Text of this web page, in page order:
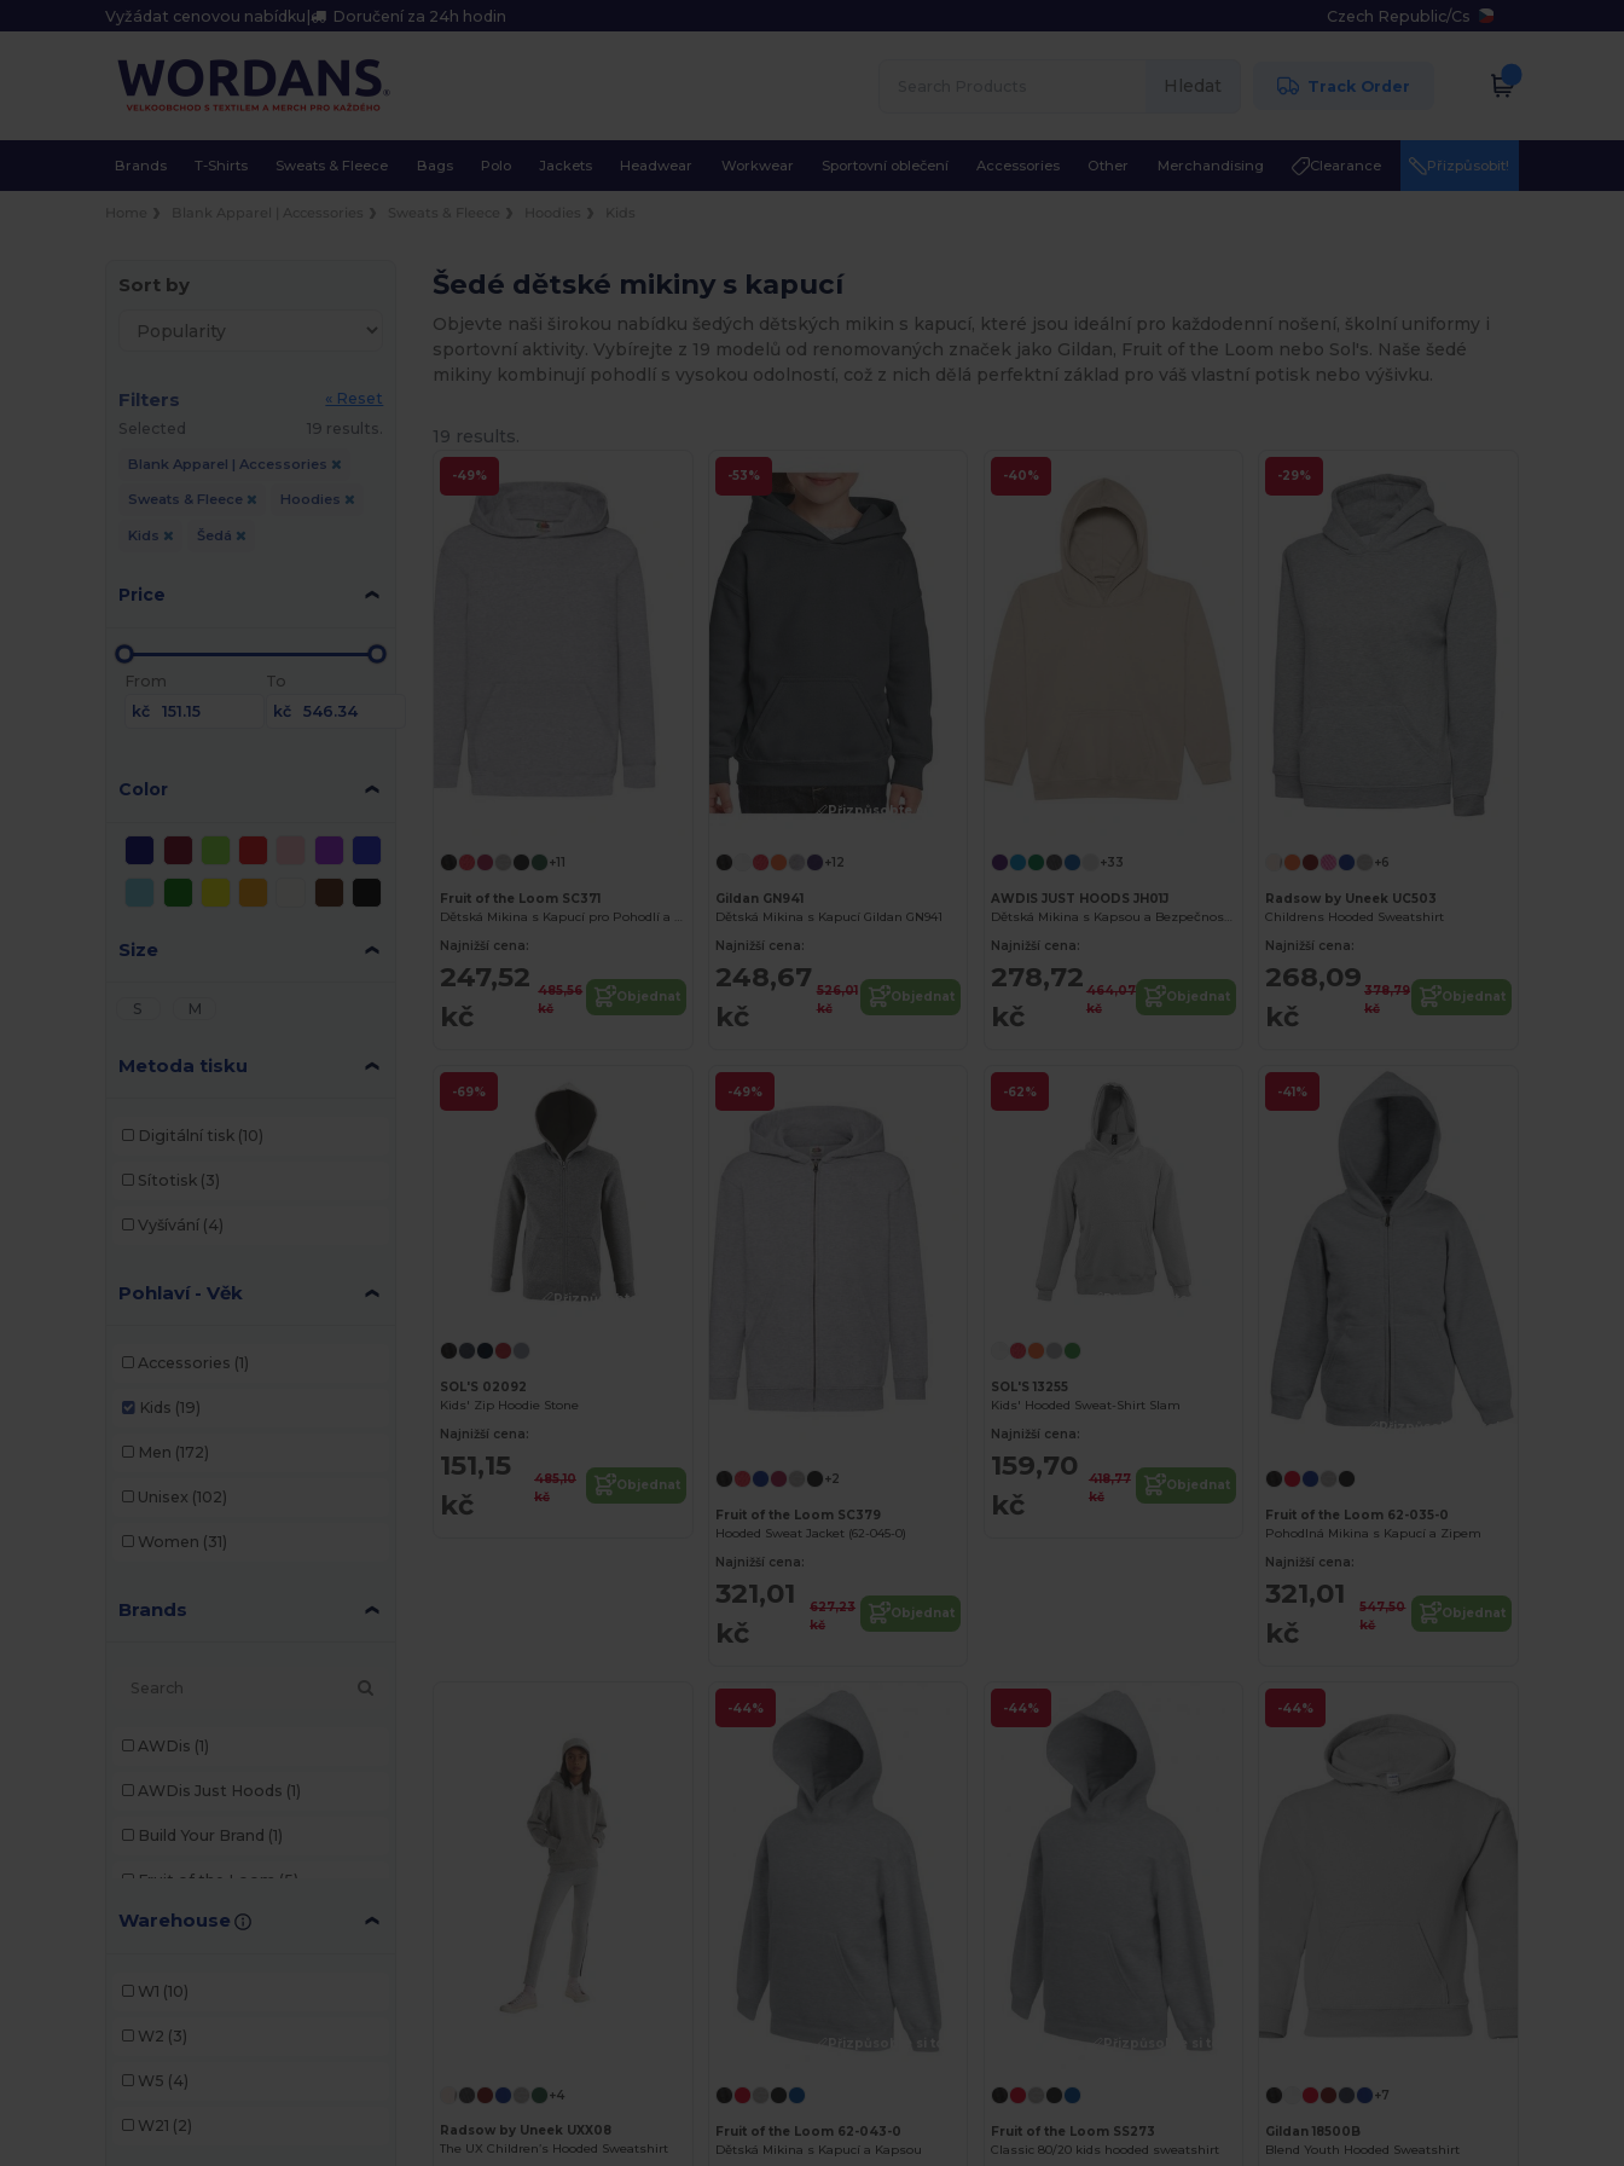
Vyžádat cenovou nabídku | Doručení za 24h hodin Czech Republic/Cs
Hledat Track Order
Brands T-Shirts Sweats & Fleece Bags Polo Jackets Headwear Workwear Sportovní oblečení Accessories Other Merchandising Clearance Přizpůsobit!
Sort by
Filters
« Reset
Selected
19 results.
Blank Apparel | Accessories
Sweats & Fleece Hoodies
Kids Šedá
Price
From
kč
To
kč
Color
Size
S M
Metoda tisku
Digitální tisk (10)
Sítotisk (3)
Vyšívání (4)
Pohlaví - Věk
Accessories (1)
Kids (19)
Men (172)
Unisex (102)
Women (31)
Brands
AWDis (1)
AWDis Just Hoods (1)
Build Your Brand (1)
Fruit of the Loom (5)
Gildan (2)
Warehouse
W1 (10)
W2 (3)
W5 (4)
W21 (2)
Šedé dětské mikiny s kapucí
Objevte naši širokou nabídku šedých dětských mikin s kapucí, které jsou ideální pro každodenní nošení, školní uniformy i
sportovní aktivity. Vybírejte z 19 modelů od renomovaných značek jako Gildan, Fruit of the Loom nebo Sol's. Naše šedé
mikiny kombinují pohodlí s vysokou odolností, což z nich dělá perfektní základ pro váš vlastní potisk nebo výšivku.
19 results.
-49%
+11
Fruit of the Loom SC371
Dětská Mikina s Kapucí pro Pohodlí a Styl
Najnižší cena:
247,52
kč
485,56
kč
Objednat
-53%
Přizpůsobte si to!
+12
Gildan GN941
Dětská Mikina s Kapucí Gildan GN941
Najnižší cena:
248,67
kč
526,01
kč
Objednat
-40%
+33
AWDIS JUST HOODS JH01J
Dětská Mikina s Kapsou a Bezpečnostní Kapucí
Najnižší cena:
278,72
kč
464,07
kč
Objednat
-29%
+6
Radsow by Uneek UC503
Childrens Hooded Sweatshirt
Najnižší cena:
268,09
kč
378,79
kč
Objednat
-69%
Přizpůsobte si to!
SOL'S 02092
Kids' Zip Hoodie Stone
Najnižší cena:
151,15
kč
485,10
kč
Objednat
-49%
+2
Fruit of the Loom SC379
Hooded Sweat Jacket (62-045-0)
Najnižší cena:
321,01
kč
627,23
kč
Objednat
-62%
SOL'S 13255
Kids' Hooded Sweat-Shirt Slam
Najnižší cena:
159,70
kč
418,77
kč
Objednat
-41%
Přizpůsobte si to!
Fruit of the Loom 62-035-0
Pohodlná Mikina s Kapucí a Zipem
Najnižší cena:
321,01
kč
547,50
kč
Objednat
+4
Radsow by Uneek UXX08
The UX Children’s Hooded Sweatshirt
-44%
Fruit of the Loom 62-043-0
Dětská Mikina s Kapucí a Kapsou
-44%
Fruit of the Loom SS273
Classic 80/20 kids hooded sweatshirt
-44%
+7
Gildan 18500B
Blend Youth Hooded Sweatshirt